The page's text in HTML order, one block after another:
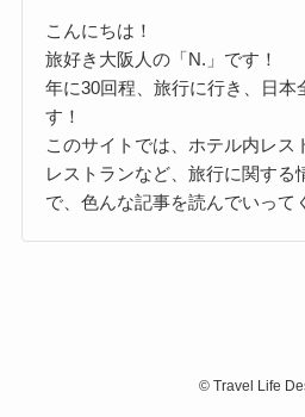
こんにちは！
旅好き大阪人の「N.」です！
年に30回程、旅行に行き、日本
す！
このサイトでは、ホテル内レス
レストランなど、旅行に関する
で、色んな記事を読んでいって
© Travel Life